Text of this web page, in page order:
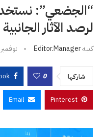
“الجضعي”:
لرصد الآثار
كتبهEditor.manager نوفمبر 18, 2024
شاركها 0
Pinterest
Email